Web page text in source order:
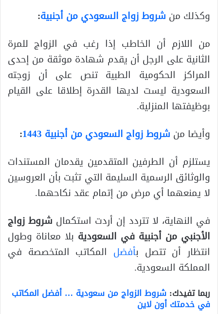
وكذلك من شروط زواج السعودي من أجنبية:
من اللازم أن الخاطب إذا رغب في الزواج للمرة
الثانية على الرجل أن يقدم شهادة موثقة من إحدى
المراكز الحكومية الطبية تنص على أن زوجته
السعودية ليست لديها القدرة إطلاقا على القيام
بوظيفتها المنزلية.
وأيضا من شروط زواج السعودي من أجنبية 1443
:
يستلزم أن الطرفين المتقدمين يقدمان المستندات
والوثائق الرسمية السليمة التي تثبت بأن العروسين
لا يمنعهما أي مرض من إتمام عقد نكاحهما.
في النهاية، لا تتردد إن أردت استكمال شروط زواج
الأجنبي من أجنبية في السعودية بلا معاناة وطول
انتظار أن تتصل بأفضل المكاتب المتخصصة في
المملكة السعودية.
ربما تفيدك: شروط الزواج من سعودية … أفضل المكاتب
في خدمتك أون لاين